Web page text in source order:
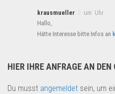
krausmueller
um Uhr
Hallo,
Hätte Interesse bitte Infos an
HIER IHRE ANFRAGE AN DEN
Du musst angemeldet sein, um